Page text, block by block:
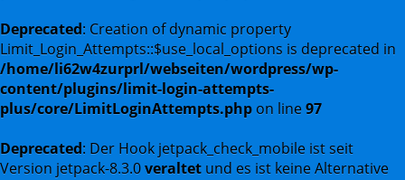
Deprecated: Creation of dynamic property
Limit_Login_Attempts::$use_local_options is deprecated in
/home/li62w4zurprl/webseiten/wordpress/wp-
content/plugins/limit-login-attempts-
plus/core/LimitLoginAttempts.php on line97
Deprecated: Der Hook jetpack_check_mobile ist seit
Version jetpack-8.3.0veraltet und es ist keine Alternative